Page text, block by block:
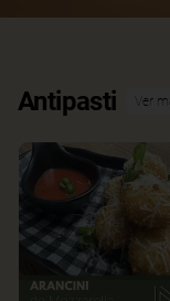
Antipasti Ver